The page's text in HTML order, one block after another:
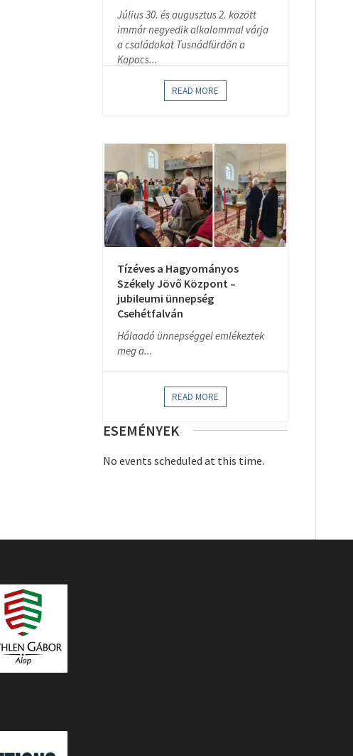
Július 30. és augusztus 2. között
immár negyedik alkalommal várja
a családokat Tusnádfürdőn a
Kapocs...
READ MORE
Tízéves a Hagyományos
Székely Jövő Központ –
jubileumi ünnepség
Csehétfalván
Hálaadó ünnepséggel emlékeztek
meg a...
READ MORE
ESEMÉNYEK
No events scheduled at this time.